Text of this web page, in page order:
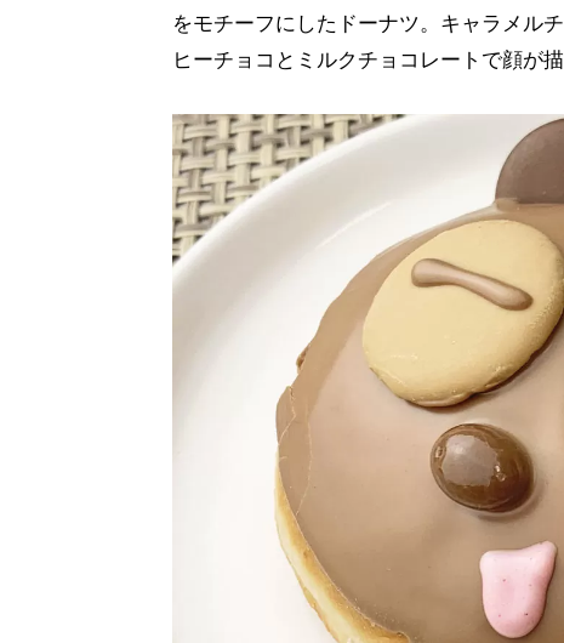
をモチーフにしたドーナツ。キャラメル
ヒーチョコとミルクチョコレートで顔が描